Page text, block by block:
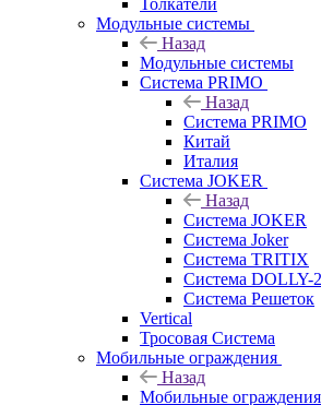
Толкатели
Модульные системы
Назад
Модульные системы
Система PRIMO
Назад
Система PRIMO
Китай
Италия
Система JOKER
Назад
Система JOKER
Система Joker
Система TRITIX
Система DOLLY-
Система Решеток
Vertical
Тросовая Система
Мобильные ограждения
Назад
Мобильные ограждения